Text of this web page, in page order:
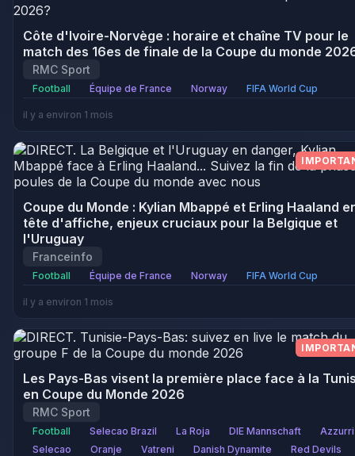
Côte d'Ivoire-Norvège : horaire et chaîne TV pour le
match des 16es de finale de la Coupe du monde
RMC Sport
Football Équipe de France Norway FIFA World Cup
il y a environ 1 mois
Coupe du Monde : Kylian Mbappé et Erling Haaland
tête d'affiche, enjeux cruciaux pour la Belgique et
l'Uruguay
Franceinfo
Football Équipe de France Norway FIFA World Cup
il y a environ 1 mois
Les Pays-Bas visent la première place face à la
en Coupe du Monde 2026
RMC Sport
Football Selecao Brazil La Roja DIE Mannschaft
Azzurri
Selecao
Oranje Vatreni Danish Dynamite
Red Devils